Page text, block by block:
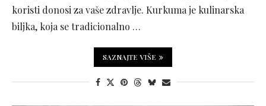
koristi donosi za vaše zdravlje. Kurkuma je kulinarska
biljka, koja se tradicionalno …
SAZNAJTE VIŠE